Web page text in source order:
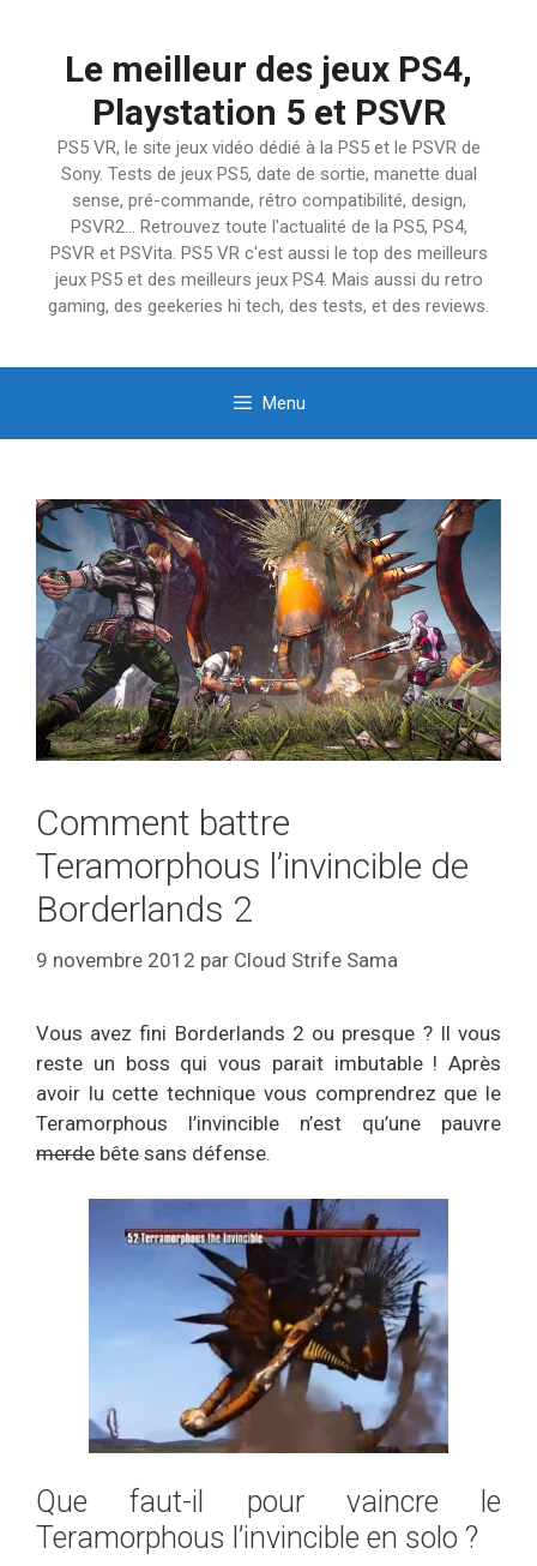
Le meilleur des jeux PS4,
Playstation 5 et PSVR
PS5 VR, le site jeux vidéo dédié à la PS5 et le PSVR de
Sony. Tests de jeux PS5, date de sortie, manette dual
sense, pré-commande, rétro compatibilité, design,
PSVR2… Retrouvez toute l'actualité de la PS5, PS4,
PSVR et PSVita. PS5 VR c'est aussi le top des meilleurs
jeux PS5 et des meilleurs jeux PS4. Mais aussi du retro
gaming, des geekeries hi tech, des tests, et des reviews.
Menu
Comment battre
Teramorphous l’invincible de
Borderlands 2
9 novembre 2012 par Cloud Strife Sama
Vous avez fini Borderlands 2 ou presque ? Il vous
reste un boss qui vous parait imbutable ! Après
avoir lu cette technique vous comprendrez que le
Teramorphous l’invincible n’est qu’une pauvre
merde bête sans défense.
Que faut-il pour vaincre le
Teramorphous l’invincible en solo ?